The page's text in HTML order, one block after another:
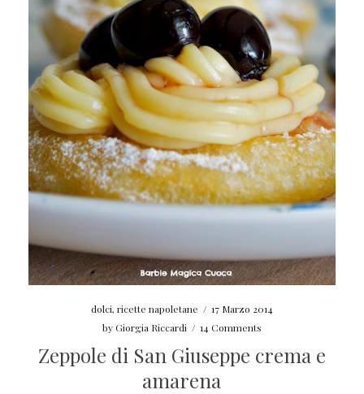
dolci, ricette napoletane / 17 Marzo 2014
byGiorgia Riccardi / 14 Comments
Zeppole di San Giuseppe crema e
amarena